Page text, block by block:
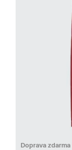
Doprava zdarma